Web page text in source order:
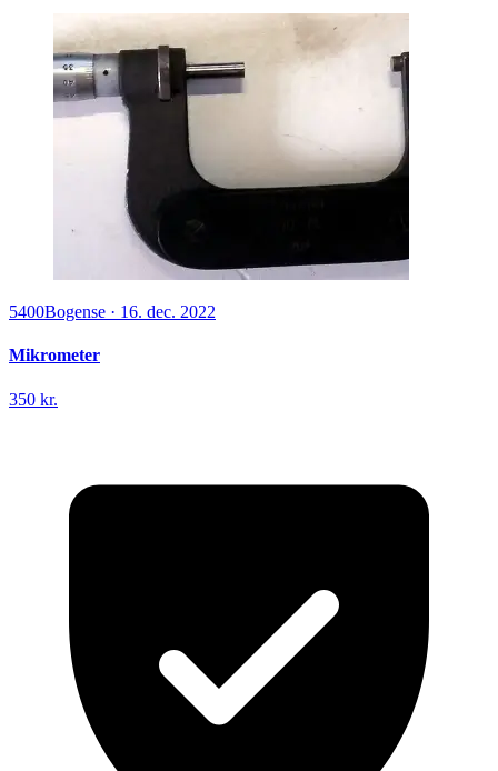
5400Bogense · 16. dec. 2022
Mikrometer
350 kr.